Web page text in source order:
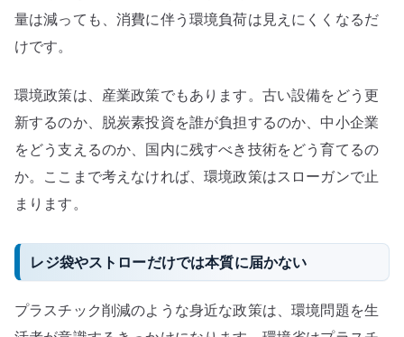
量は減っても、消費に伴う環境負荷は見えにくくなるだ
けです。
環境政策は、産業政策でもあります。古い設備をどう更
新するのか、脱炭素投資を誰が負担するのか、中小企業
をどう支えるのか、国内に残すべき技術をどう育てるの
か。ここまで考えなければ、環境政策はスローガンで止
まります。
レジ袋やストローだけでは本質に届かない
プラスチック削減のような身近な政策は、環境問題を生